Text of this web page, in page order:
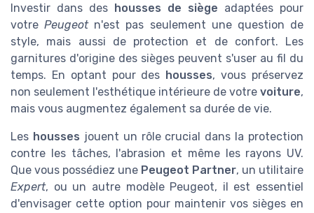
Investir dans des housses de siège adaptées pour
votrePeugeotn'est pas seulement une question de
style, mais aussi de protection et de confort. Les
garnitures d'origine des sièges peuvent s'user au fil du
temps. En optant pour des housses, vous préservez
non seulement l'esthétique intérieure de votre voiture,
mais vous augmentez également sa durée de vie.
Les housses jouent un rôle crucial dans la protection
contre les tâches, l'abrasion et même les rayons UV.
Que vous possédiez une Peugeot Partner, un utilitaire
Expert, ou un autre modèle Peugeot, il est essentiel
d'envisager cette option pour maintenir vos sièges en